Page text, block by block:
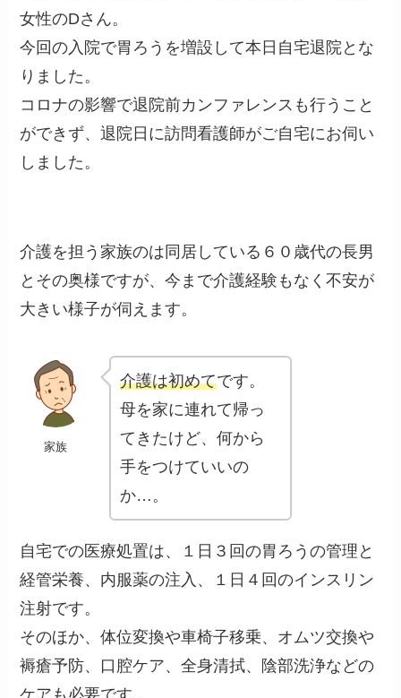
女性のDさん。
今回の入院で胃ろうを増設して本日自宅退院とな
りました。
コロナの影響で退院前カンファレンスも行うこと
ができず、退院日に訪問看護師がご自宅にお伺い
しました。
介護を担う家族のは同居している６０歳代の長男
とその奥様ですが、今まで介護経験もなく不安が
大きい様子が伺えます。
家族
介護は初めてです。
母を家に連れて帰っ
てきたけど、何から
手をつけていいの
か…。
自宅での医療処置は、１日３回の胃ろうの管理と
経管栄養、内服薬の注入、１日４回のインスリン
注射です。
そのほか、体位変換や車椅子移乗、オムツ交換や
褥瘡予防、口腔ケア、全身清拭、陰部洗浄などの
ケアも必要です。